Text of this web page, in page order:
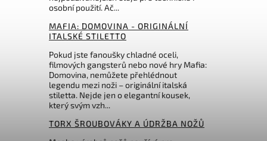
osobní použití. Ač...
MAFIA: DOMOVINA - ORIGINÁLNÍ
ITALSKÉ STILETTO
Pokud jste fanoušky chladné oceli,
filmových gangsterů nebo nové hry Mafia:
Domovina, nemůžete přehlédnout
legendu mezi noži – originální italská
stiletta. Nejde jen o elegantní kousek,
který svým vzh...
TORX ŠROUBOVÁKY A ÚDRŽBA NOŽŮ
2 448 Kč